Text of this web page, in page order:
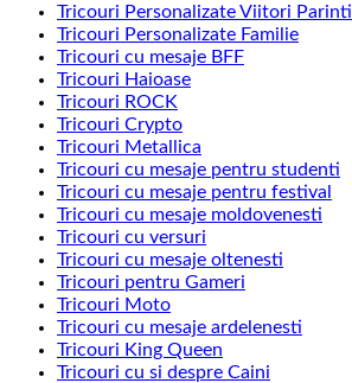
Tricouri Personalizate Viitori Parinti
Tricouri Personalizate Familie
Tricouri cu mesaje BFF
Tricouri Haioase
Tricouri ROCK
Tricouri Crypto
Tricouri Metallica
Tricouri cu mesaje pentru studenti
Tricouri cu mesaje pentru festival
Tricouri cu mesaje moldovenesti
Tricouri cu versuri
Tricouri cu mesaje oltenesti
Tricouri pentru Gameri
Tricouri Moto
Tricouri cu mesaje ardelenesti
Tricouri King Queen
Tricouri cu si despre Caini